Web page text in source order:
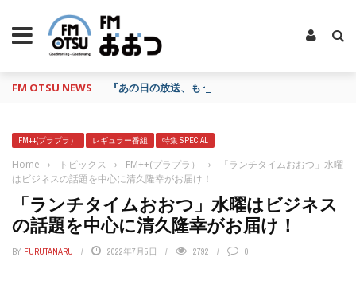
FM OTSU NEWS 『あの日の放送、もう一度聴きたいな…』にお応え
FM++(プラプラ） レギュラー番組 特集 SPECIAL
Home › トピックス › FM++(プラプラ） ›
「ランチタイムおおつ」水曜
はビジネスの話題を中心に清久隆幸がお届け！
「ランチタイムおおつ」水曜はビジネス
の話題を中心に清久隆幸がお届け！
BY FURUTANARU 2022年7月5日 2792 0